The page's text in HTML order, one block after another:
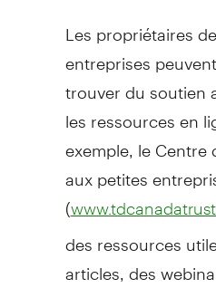
Les propriétaires
entreprises
trouver du soutien
les ressources en
exemple, le
aux petites
(
des ressources
articles, des